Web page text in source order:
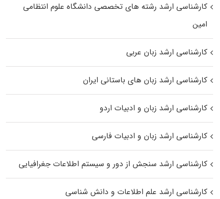
کارشناسی ارشد رﺷﺘﻪ ﻫﺎی تخصصی داﻧﺸﮕﺎه ﻋﻠﻮم انتظامی
اﻣﻴﻦ
کارشناسی ارشد زبان عربی
کارشناسی ارشد زبان‌ های باستانی ایران
کارشناسی ارشد زبان و ادبیات اردو
کارشناسی ارشد زبان و ادبیات فارسی
کارشناسی ارشد سنجش از دور و سیستم اطلاعات جغرافیایی
کارشناسی ارشد علم اطلاعات و دانش شناسی